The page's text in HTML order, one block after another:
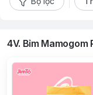
4V. Bỉm Mamogom